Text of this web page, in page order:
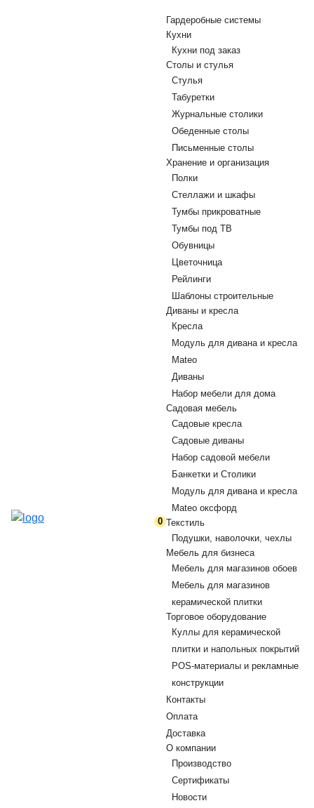
0
Гардеробные системы
Кухни
Кухни под заказ
Столы и стулья
Стулья
Табуретки
Журнальные столики
Обеденные столы
Письменные столы
Хранение и организация
Полки
Стеллажи и шкафы
Тумбы прикроватные
Тумбы под ТВ
Обувницы
Цветочница
Рейлинги
Шаблоны строительные
Диваны и кресла
Кресла
Модуль для дивана и кресла
Mateo
Диваны
Набор мебели для дома
Садовая мебель
Садовые кресла
Садовые диваны
Набор садовой мебели
Банкетки и Столики
Модуль для дивана и кресла
Mateo оксфорд
Текстиль
Подушки, наволочки, чехлы
Мебель для бизнеса
Мебель для магазинов обоев
Мебель для магазинов
керамической плитки
Торговое оборудование
Куллы для керамической
плитки и напольных покрытий
POS-материалы и рекламные
конструкции
Контакты
Оплата
Доставка
О компании
Производство
Сертификаты
Новости